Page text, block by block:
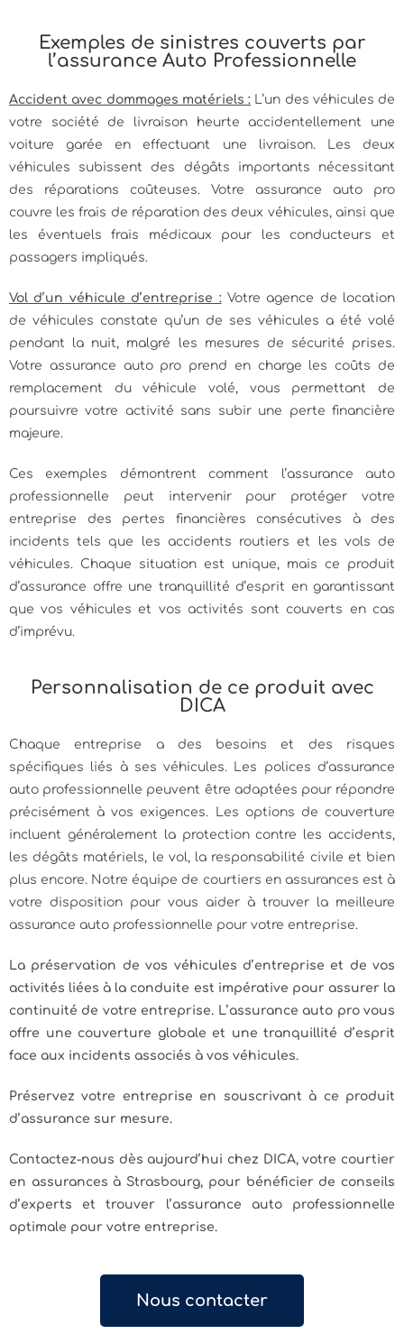
Exemples de sinistres couverts par
l’assurance Auto Professionnelle
Accident avec dommages matériels : L’un des véhicules de
votre société de livraison heurte accidentellement une
voiture garée en effectuant une livraison. Les deux
véhicules subissent des dégâts importants nécessitant
des réparations coûteuses. Votre assurance auto pro
couvre les frais de réparation des deux véhicules, ainsi que
les éventuels frais médicaux pour les conducteurs et
passagers impliqués.
Vol d’un véhicule d’entreprise : Votre agence de location
de véhicules constate qu’un de ses véhicules a été volé
pendant la nuit, malgré les mesures de sécurité prises.
Votre assurance auto pro prend en charge les coûts de
remplacement du véhicule volé, vous permettant de
poursuivre votre activité sans subir une perte financière
majeure.
Ces exemples démontrent comment l’assurance auto
professionnelle peut intervenir pour protéger votre
entreprise des pertes financières consécutives à des
incidents tels que les accidents routiers et les vols de
véhicules. Chaque situation est unique, mais ce produit
d’assurance offre une tranquillité d’esprit en garantissant
que vos véhicules et vos activités sont couverts en cas
d’imprévu.
Personnalisation de ce produit avec
DICA
Chaque entreprise a des besoins et des risques
spécifiques liés à ses véhicules. Les polices d’assurance
auto professionnelle peuvent être adaptées pour répondre
précisément à vos exigences. Les options de couverture
incluent généralement la protection contre les accidents,
les dégâts matériels, le vol, la responsabilité civile et bien
plus encore. Notre équipe de courtiers en assurances est à
votre disposition pour vous aider à trouver la meilleure
assurance auto professionnelle pour votre entreprise.
La préservation de vos véhicules d’entreprise et de vos
activités liées à la conduite est impérative pour assurer la
continuité de votre entreprise. L’assurance auto pro vous
offre une couverture globale et une tranquillité d’esprit
face aux incidents associés à vos véhicules.
Préservez votre entreprise en souscrivant à ce produit
d’assurance sur mesure.
Contactez-nous dès aujourd’hui chez DICA, votre courtier
en assurances à Strasbourg, pour bénéficier de conseils
d’experts et trouver l’assurance auto professionnelle
optimale pour votre entreprise.
Nous contacter